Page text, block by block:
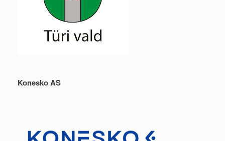
Konesko AS